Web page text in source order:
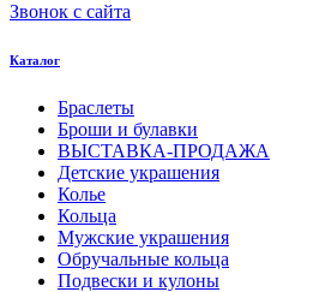
Звонок с сайта
Каталог
Браслеты
Броши и булавки
ВЫСТАВКА-ПРОДАЖА
Детские украшения
Колье
Кольца
Мужские украшения
Обручальные кольца
Подвески и кулоны